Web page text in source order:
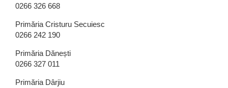
0266 326 668
Primăria Cristuru Secuiesc
0266 242 190
Primăria Dănești
0266 327 011
Primăria Dârjiu